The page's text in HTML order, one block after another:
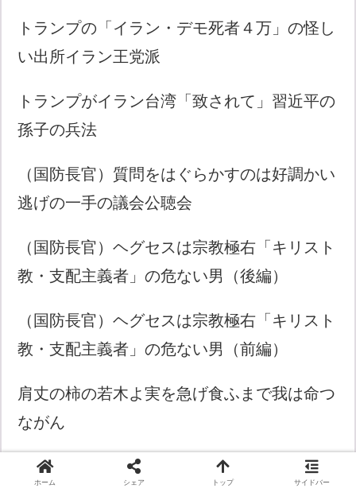
トランプの「イラン・デモ死者４万」の怪し
い出所イラン王党派
トランプがイラン台湾「致されて」習近平の
孫子の兵法
（国防長官）質問をはぐらかすのは好調かい
逃げの一手の議会公聴会
（国防長官）ヘグセスは宗教極右「キリスト
教・支配主義者」の危ない男（後編）
（国防長官）ヘグセスは宗教極右「キリスト
教・支配主義者」の危ない男（前編）
肩丈の柿の若木よ実を急げ食ふまで我は命つ
ながん
アメリカの覇権終わるかトランプが引くに引
ホーム シェア トップ サイドバー